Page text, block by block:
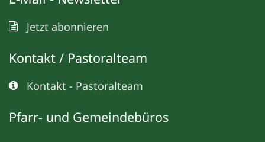
Jetzt abonnieren
Kontakt / Pastoralteam
Kontakt - Pastoralteam
Pfarr- und Gemeindebüros